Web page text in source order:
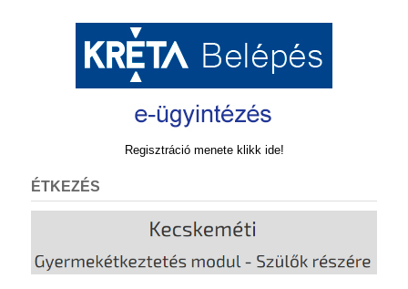
Regisztráció menete klikk ide!
ÉTKEZÉS